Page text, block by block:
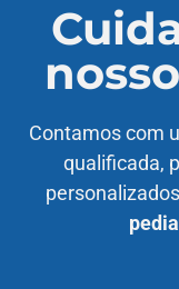
Contamos com
qualificada,